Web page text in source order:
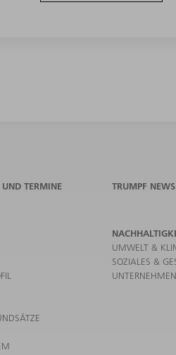
UND TERMINE TRUMPF
UMWELT &
SOZIALES &